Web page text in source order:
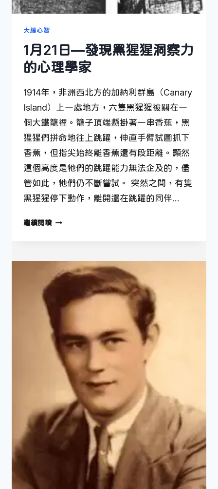
大腦心智
1月21日—發現黑猩猩洞察力
的心理學家
1914年，非洲西北方的加納利群島（Canary
Island）上一處地方，六隻黑猩猩被關在一
個大鐵籠裡。籠子頂端懸掛著一串香蕉，黑
猩猩們拼命地往上跳躍，伸直手臂試圖抓下
香蕉，但指尖始終離香蕉還有段距離。顯然
這個高度是牠們的跳躍能力無法企及的，儘
管如此，牠們仍不斷嘗試。 突然之間，有隻
黑猩猩停下動作，離開還在跳躍的同伴…
繼續閱讀1
發
猩
洞
察
理
學
家